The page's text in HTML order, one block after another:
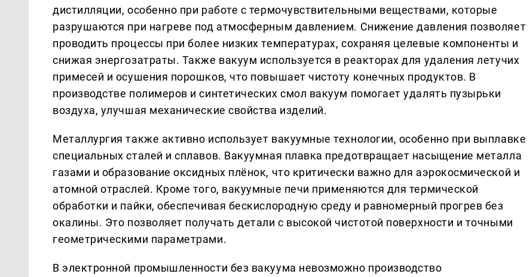
дистилляции, особенно при работе с термочувствительными веществами, которые
разрушаются при нагреве под атмосферным давлением. Снижение давления позволяет
проводить процессы при более низких температурах, сохраняя целевые компоненты и
снижая энергозатраты. Также вакуум используется в реакторах для удаления летучих
примесей и осушения порошков, что повышает чистоту конечных продуктов. В
производстве полимеров и синтетических смол вакуум помогает удалять пузырьки
воздуха, улучшая механические свойства изделий.
Металлургия также активно использует вакуумные технологии, особенно при выплавке
специальных сталей и сплавов. Вакуумная плавка предотвращает насыщение металла
газами и образование оксидных плёнок, что критически важно для аэрокосмической и
атомной отраслей. Кроме того, вакуумные печи применяются для термической
обработки и пайки, обеспечивая бескислородную среду и равномерный прогрев без
окалины. Это позволяет получать детали с высокой чистотой поверхности и точными
геометрическими параметрами.
В электронной промышленности без вакуума невозможно производство